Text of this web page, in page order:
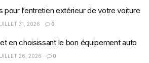
pour l’entretien extérieur de votre voiture
31, 2026 0
en choisissant le bon équipement auto
26, 2026 0